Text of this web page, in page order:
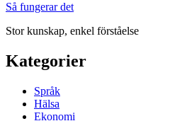
Så fungerar det
Stor kunskap, enkel förståelse
Kategorier
Språk
Hälsa
Ekonomi